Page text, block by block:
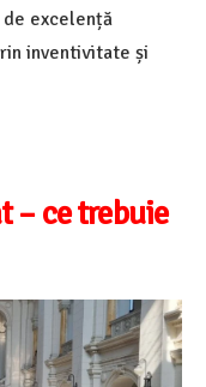
excelență
inventivitate și
– ce trebuie